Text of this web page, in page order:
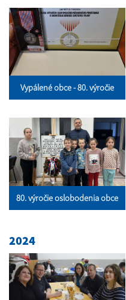
Vypálené obce - 80. výročie
80. výročie oslobodenia obce
2024